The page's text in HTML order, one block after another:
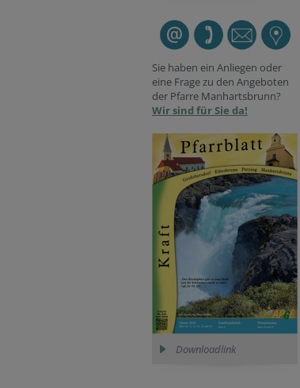
Sie haben ein Anliegen oder
eine Frage zu den Angeboten
der Pfarre Manhartsbrunn?
Wir sind für Sie da!
Downloadlink